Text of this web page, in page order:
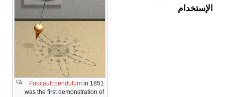
Foucault pendulum in 1851
was the first demonstration of
الإستخدام